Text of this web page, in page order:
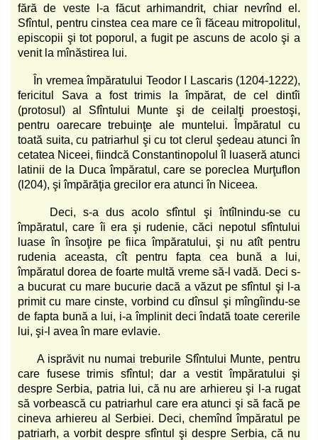
fără de veste l-a făcut arhimandrit, chiar nevrînd el.
Sfîntul, pentru cinstea cea mare ce îi făceau mitropolitul,
episcopii şi tot poporul, a fugit pe ascuns de acolo şi a
venit la mînăstirea lui.
În vremea împăratului Teodor I Lascaris (1204-1222),
fericitul Sava a fost trimis la împărat, de cel dintîi
(protosul) al Sfîntului Munte şi de ceilalţi proestoşi,
pentru oarecare trebuinţe ale muntelui. Împăratul cu
toată suita, cu patriarhul şi cu tot clerul şedeau atunci în
cetatea Niceei, fiindcă Constantinopolul îl luaseră atunci
latinii de la Duca împăratul, care se poreclea Murţuflon
(l204), şi împărăţia grecilor era atunci în Niceea.
Deci, s-a dus acolo sfîntul şi întîlnindu-se cu
împăratul, care îi era şi rudenie, căci nepotul sfîntului
luase în însoţire pe fiica împăratului, şi nu atît pentru
rudenia aceasta, cît pentru fapta cea bună a lui,
împăratul dorea de foarte multă vreme să-l vadă. Deci s-
a bucurat cu mare bucurie dacă a văzut pe sfîntul şi l-a
primit cu mare cinste, vorbind cu dînsul şi mîngîindu-se
de fapta bună a lui, i-a împlinit deci îndată toate cererile
lui, şi-l avea în mare evlavie.
A isprăvit nu numai treburile Sfîntului Munte, pentru
care fusese trimis sfîntul; dar a vestit împăratului şi
despre Serbia, patria lui, că nu are arhiereu şi l-a rugat
să vorbească cu patriarhul care era atunci şi să facă pe
cineva arhiereu al Serbiei. Deci, chemînd împăratul pe
patriarh, a vorbit despre sfîntul şi despre Serbia, că nu